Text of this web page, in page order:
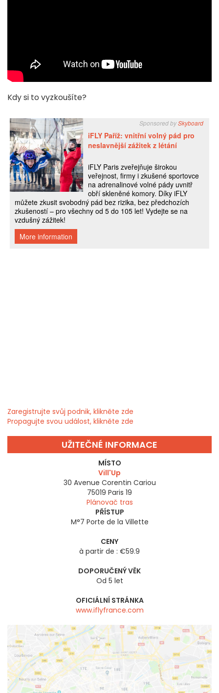
Kdy si to vyzkoušíte?
Zaregistrujte svůj podnik, klikněte zde
Propagujte svou událost, klikněte zde
UŽITEČNÉ INFORMACE
MÍSTO
Vill'Up
30 Avenue Corentin Cariou
75019 Paris 19
Plánovač tras
PŘÍSTUP
M°7 Porte de la Villette
CENY
à partir de : €59.9
DOPORUČENÝ VĚK
Od 5 let
OFICIÁLNÍ STRÁNKA
www.iflyfrance.com